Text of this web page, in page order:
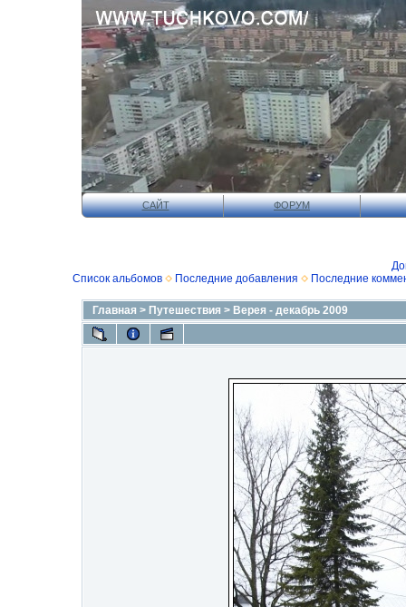
САЙТ ФОРУМ
Список альбомов
Последние добавления Последние
Главная > Путешествия > Верея - декабрь 2009